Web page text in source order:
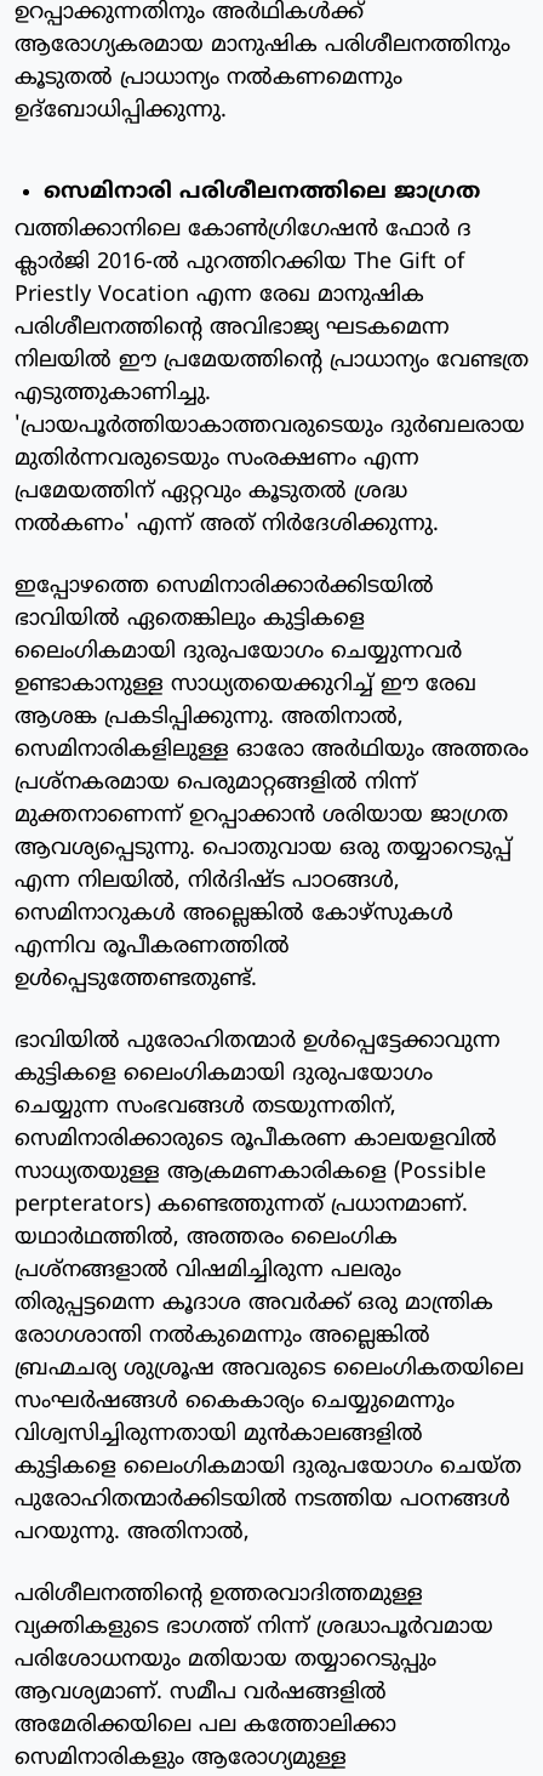
ഉറപ്പാക്കുന്നതിനും അര്‍ഥികള്‍ക്ക്
ആരോഗ്യകരമായ മാനുഷിക പരിശീലനത്തിനും
കൂടുതല്‍ പ്രാധാന്യം നല്‍കണമെന്നും
ഉദ്‌ബോധിപ്പിക്കുന്നു.
സെമിനാരി പരിശീലനത്തിലെ ജാഗ്രത
വത്തിക്കാനിലെ കോണ്‍ഗ്രിഗേഷന്‍ ഫോര്‍ ദ
ക്ലാര്‍ജി 2016-ല്‍ പുറത്തിറക്കിയ The Gift of
Priestly Vocation എന്ന രേഖ മാനുഷിക
പരിശീലനത്തിന്റെ അവിഭാജ്യ ഘടകമെന്ന
നിലയില്‍ ഈ പ്രമേയത്തിന്റെ പ്രാധാന്യം വേണ്ടത്ര
എടുത്തുകാണിച്ചു.
'പ്രായപൂര്‍ത്തിയാകാത്തവരുടെയും ദുര്‍ബലരായ
മുതിര്‍ന്നവരുടെയും സംരക്ഷണം എന്ന
പ്രമേയത്തിന് ഏറ്റവും കൂടുതല്‍ ശ്രദ്ധ
നല്‍കണം' എന്ന് അത് നിര്‍ദേശിക്കുന്നു.
ഇപ്പോഴത്തെ സെമിനാരിക്കാര്‍ക്കിടയില്‍
ഭാവിയില്‍ ഏതെങ്കിലും കുട്ടികളെ
ലൈംഗികമായി ദുരുപയോഗം ചെയ്യുന്നവര്‍
ഉണ്ടാകാനുള്ള സാധ്യതയെക്കുറിച്ച് ഈ രേഖ
ആശങ്ക പ്രകടിപ്പിക്കുന്നു. അതിനാല്‍,
സെമിനാരികളിലുള്ള ഓരോ അര്‍ഥിയും അത്തരം
പ്രശ്‌നകരമായ പെരുമാറ്റങ്ങളില്‍ നിന്ന്
മുക്തനാണെന്ന് ഉറപ്പാക്കാന്‍ ശരിയായ ജാഗ്രത
ആവശ്യപ്പെടുന്നു. പൊതുവായ ഒരു തയ്യാറെടുപ്പ്
എന്ന നിലയില്‍, നിര്‍ദിഷ്ട പാഠങ്ങള്‍,
സെമിനാറുകള്‍ അല്ലെങ്കില്‍ കോഴ്‌സുകള്‍
എന്നിവ രൂപീകരണത്തില്‍
ഉള്‍പ്പെടുത്തേണ്ടതുണ്ട്.
ഭാവിയില്‍ പുരോഹിതന്മാര്‍ ഉള്‍പ്പെട്ടേക്കാവുന്ന
കുട്ടികളെ ലൈംഗികമായി ദുരുപയോഗം
ചെയ്യുന്ന സംഭവങ്ങള്‍ തടയുന്നതിന്,
സെമിനാരിക്കാരുടെ രൂപീകരണ കാലയളവില്‍
സാധ്യതയുള്ള ആക്രമണകാരികളെ (Possible
perpterators) കണ്ടെത്തുന്നത് പ്രധാനമാണ്.
യഥാര്‍ഥത്തില്‍, അത്തരം ലൈംഗിക
പ്രശ്‌നങ്ങളാല്‍ വിഷമിച്ചിരുന്ന പലരും
തിരുപ്പട്ടമെന്ന കൂദാശ അവര്‍ക്ക് ഒരു മാന്ത്രിക
രോഗശാന്തി നല്‍കുമെന്നും അല്ലെങ്കില്‍
ബ്രഹ്മചര്യ ശുശ്രൂഷ അവരുടെ ലൈംഗികതയിലെ
സംഘര്‍ഷങ്ങള്‍ കൈകാര്യം ചെയ്യുമെന്നും
വിശ്വസിച്ചിരുന്നതായി മുന്‍കാലങ്ങളില്‍
കുട്ടികളെ ലൈംഗികമായി ദുരുപയോഗം ചെയ്ത
പുരോഹിതന്മാര്‍ക്കിടയില്‍ നടത്തിയ പഠനങ്ങള്‍
പറയുന്നു. അതിനാല്‍,
പരിശീലനത്തിന്റെ ഉത്തരവാദിത്തമുള്ള
വ്യക്തികളുടെ ഭാഗത്ത് നിന്ന് ശ്രദ്ധാപൂര്‍വമായ
പരിശോധനയും മതിയായ തയ്യാറെടുപ്പും
ആവശ്യമാണ്. സമീപ വര്‍ഷങ്ങളില്‍
അമേരിക്കയിലെ പല കത്തോലിക്കാ
സെമിനാരികളും ആരോഗ്യമുള്ള